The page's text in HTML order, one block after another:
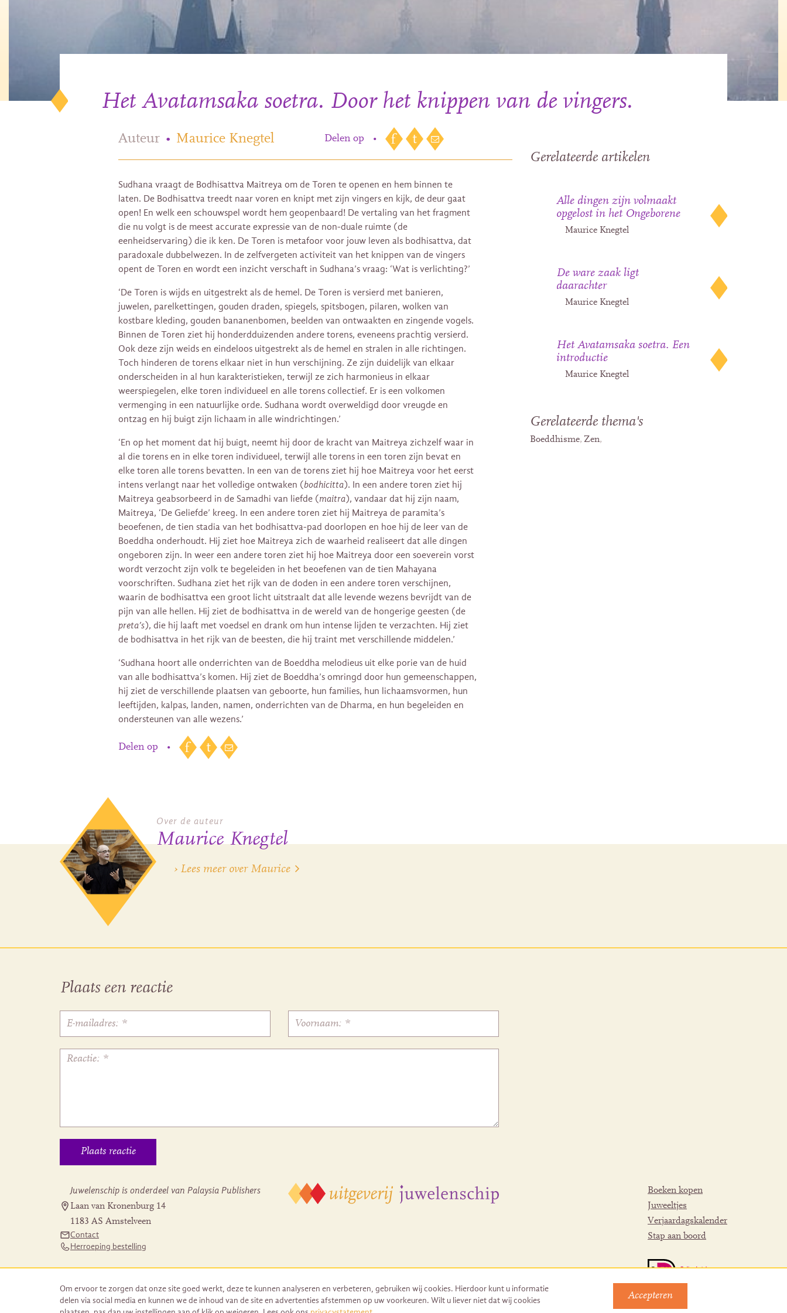
Het Avatamsaka soetra. Door het knippen van de vingers.
Auteur • Maurice Knegtel Delen op •
Sudhana vraagt de Bodhisattva Maitreya om de Toren te openen en hem binnen te
laten. De Bodhisattva treedt naar voren en knipt met zijn vingers en kijk, de deur gaat
open! En welk een schouwspel wordt hem geopenbaard! De vertaling van het fragment
die nu volgt is de meest accurate expressie van de non-duale ruimte (de
eenheidservaring) die ik ken. De Toren is metafoor voor jouw leven als bodhisattva, dat
paradoxale dubbelwezen. In de zelfvergeten activiteit van het knippen van de vingers
opent de Toren en wordt een inzicht verschaft in Sudhana’s vraag: ‘Wat is verlichting?’
‘De Toren is wijds en uitgestrekt als de hemel. De Toren is versierd met banieren,
juwelen, parelkettingen, gouden draden, spiegels, spitsbogen, pilaren, wolken van
kostbare kleding, gouden bananenbomen, beelden van ontwaakten en zingende vogels.
Binnen de Toren ziet hij honderdduizenden andere torens, eveneens prachtig versierd.
Ook deze zijn weids en eindeloos uitgestrekt als de hemel en stralen in alle richtingen.
Toch hinderen de torens elkaar niet in hun verschijning. Ze zijn duidelijk van elkaar
onderscheiden in al hun karakteristieken, terwijl ze zich harmonieus in elkaar
weerspiegelen, elke toren individueel en alle torens collectief. Er is een volkomen
vermenging in een natuurlijke orde. Sudhana wordt overweldigd door vreugde en
ontzag en hij buigt zijn lichaam in alle windrichtingen.’
‘En op het moment dat hij buigt, neemt hij door de kracht van Maitreya zichzelf waar in
al die torens en in elke toren individueel, terwijl alle torens in een toren zijn bevat en
elke toren alle torens bevatten. In een van de torens ziet hij hoe Maitreya voor het eerst
intens verlangt naar het volledige ontwaken (bodhicitta). In een andere toren ziet hij
Maitreya geabsorbeerd in de Samadhi van liefde (maitra), vandaar dat hij zijn naam,
Maitreya, ‘De Geliefde’ kreeg. In een andere toren ziet hij Maitreya de paramita’s
beoefenen, de tien stadia van het bodhisattva-pad doorlopen en hoe hij de leer van de
Boeddha onderhoudt. Hij ziet hoe Maitreya zich de waarheid realiseert dat alle dingen
ongeboren zijn. In weer een andere toren ziet hij hoe Maitreya door een soeverein vorst
wordt verzocht zijn volk te begeleiden in het beoefenen van de tien Mahayana
voorschriften. Sudhana ziet het rijk van de doden in een andere toren verschijnen,
waarin de bodhisattva een groot licht uitstraalt dat alle levende wezens bevrijdt van de
pijn van alle hellen. Hij ziet de bodhisattva in de wereld van de hongerige geesten (de
preta’s), die hij laaft met voedsel en drank om hun intense lijden te verzachten. Hij ziet
de bodhisattva in het rijk van de beesten, die hij traint met verschillende middelen.’
‘Sudhana hoort alle onderrichten van de Boeddha melodieus uit elke porie van de huid
van alle bodhisattva’s komen. Hij ziet de Boeddha’s omringd door hun gemeenschappen,
hij ziet de verschillende plaatsen van geboorte, hun families, hun lichaamsvormen, hun
leeftijden, kalpas, landen, namen, onderrichten van de Dharma, en hun begeleiden en
ondersteunen van alle wezens.’
Delen op •
Gerelateerde artikelen
Alle dingen zijn volmaakt
opgelost in het Ongeborene
Maurice Knegtel
De ware zaak ligt
daarachter
Maurice Knegtel
Het Avatamsaka soetra. Een
introductie
Maurice Knegtel
Gerelateerde thema's
Boeddhisme Zen
Over de auteur
Maurice Knegtel
› Lees meer over Maurice
Plaats een reactie
Juwelenschip is onderdeel van Palaysia Publishers
Laan van Kronenburg 14
1183 AS Amstelveen
Contact
Herroeping bestelling
Boeken kopen
Juweeltjes
Verjaardagskalender
Stap aan boord
Om ervoor te zorgen dat onze site goed werkt, deze te kunnen analyseren en verbeteren, gebruiken wij cookies. Hierdoor kunt u informatie
delen via social media en kunnen we de inhoud van de site en advertenties afstemmen op uw voorkeuren. Wilt u liever niet dat wij cookies
Accepteren